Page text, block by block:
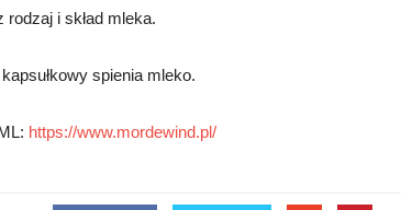
rodzaj i skład mleka.
spienia mleko.
https://www.mordewind.pl/